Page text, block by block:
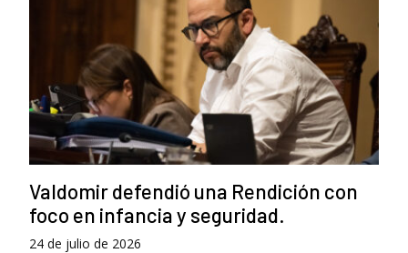
Valdomir defendió una Rendición con
foco en infancia y seguridad.
24 de julio de 2026